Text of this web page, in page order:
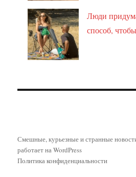
Люди
способ,
Смешные, курьезные и странные
работает на WordPress
Политика конфиденциальности